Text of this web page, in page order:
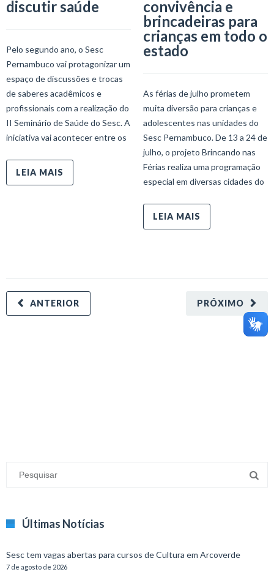
discutir saúde
Pelo segundo ano, o Sesc
Pernambuco vai protagonizar um
espaço de discussões e trocas
de saberes acadêmicos e
profissionais com a realização do
II Seminário de Saúde do Sesc. A
iniciativa vai acontecer entre os
LEIA MAIS
convivência e
brincadeiras para
crianças em todo o
estado
As férias de julho prometem
muita diversão para crianças e
adolescentes nas unidades do
Sesc Pernambuco. De 13 a 24 de
julho, o projeto Brincando nas
Férias realiza uma programação
especial em diversas cidades do
LEIA MAIS
PRÓXIMO
ANTERIOR
Últimas Notícias
Sesc tem vagas abertas para cursos de Cultura em Arcoverde
7 de agosto de 2026